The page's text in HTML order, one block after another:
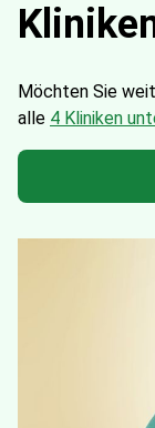
Möchten Sie
alle 4 Kliniken